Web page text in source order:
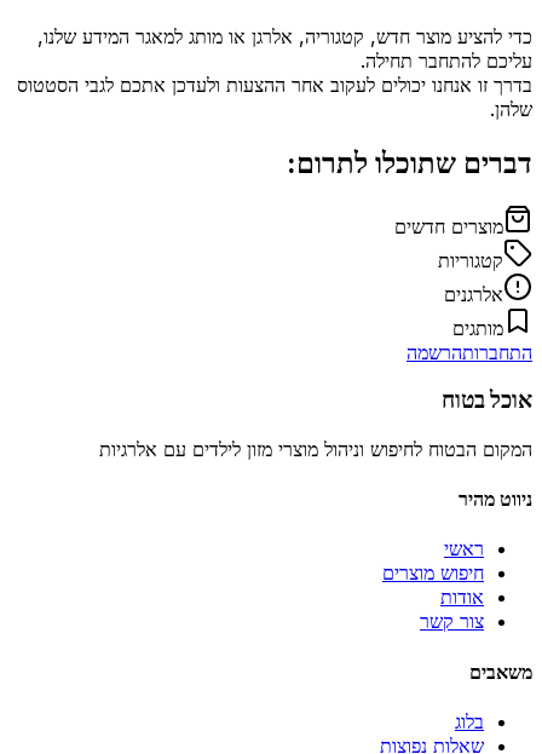
כדי להציע מוצר חדש, קטגוריה, אלרגן או מותג למאגר המידע שלנו,
עליכם להתחבר תחילה.
בדרך זו אנחנו יכולים לעקוב אחר ההצעות ולעדכן אתכם לגבי הסטטוס
שלהן.
דברים שתוכלו לתרום:
מוצרים חדשים
קטגוריות
אלרגנים
מותגים
התחברותהרשמה
אוכל בטוח
המקום הבטוח לחיפוש וניהול מוצרי מזון לילדים עם אלרגיות
ניווט מהיר
ראשי
חיפוש מוצרים
אודות
צור קשר
משאבים
בלוג
שאלות נפוצות